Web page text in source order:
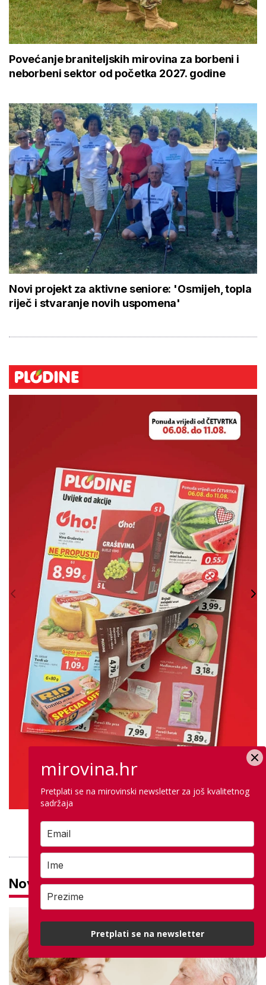
Povećanje braniteljskih mirovina za borbeni i
neborbeni sektor od početka 2027. godine
Novi projekt za aktivne seniore: 'Osmijeh, topla
riječ i stvaranje novih uspomena'
Novosti
mirovina.hr
Pretplati se na mirovinski newsletter za još kvalitetnog
sadržaja
Pretplati se na newsletter